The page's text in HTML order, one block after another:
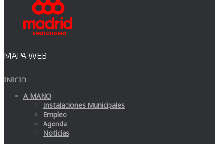
MAPA WEB
INICIO
A MANO:
Instalaciones Municipales
Empleo
Agenda
Noticias